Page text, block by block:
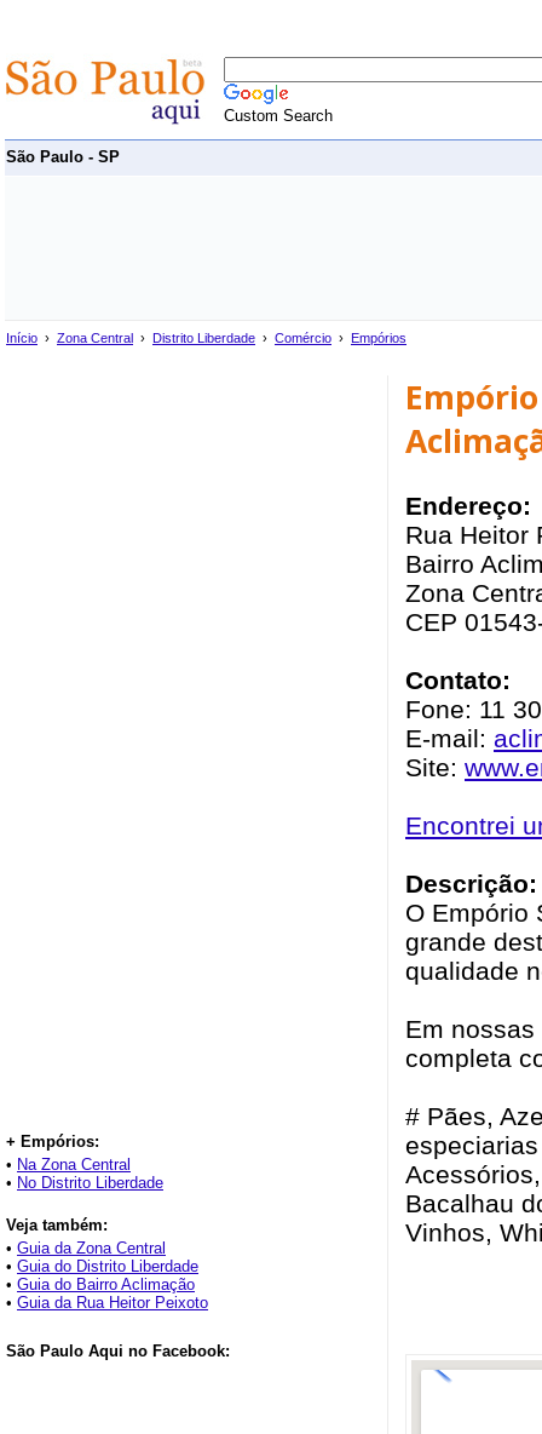
Custom Search
São Paulo - SP
Início › Zona Central › Distrito Liberdade › Comércio › Empórios
+ Empórios:
• Na Zona Central
• No Distrito Liberdade
Veja também:
• Guia da Zona Central
• Guia do Distrito Liberdade
• Guia do Bairro Aclimação
• Guia da Rua Heitor Peixoto
São Paulo Aqui no Facebook:
Endereço:
Rua Heitor
Bairro
Zona
CEP
Contato:
Fone: 11
E-mail:
Site:
Encontrei
Descrição:
O Empório
grande
qualidade
Em
completa
# Pães,
Bacalhau
Vinhos,